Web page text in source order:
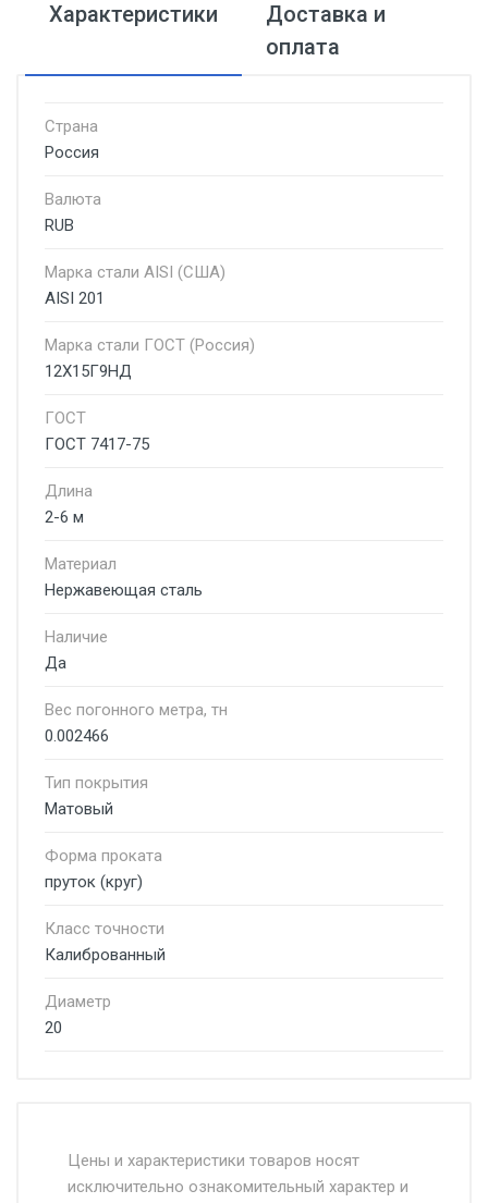
Характеристики
Доставка и
оплата
Страна
Россия
Валюта
RUB
Марка стали AISI (США)
AISI 201
Марка стали ГОСТ (Россия)
12Х15Г9НД
ГОСТ
ГОСТ 7417-75
Длина
2-6 м
Материал
Нержавеющая сталь
Наличие
Да
Вес погонного метра, тн
0.002466
Тип покрытия
Матовый
Форма проката
пруток (круг)
Класс точности
Калиброванный
Диаметр
20
Москве и Московской области.
Цены и характеристики товаров носят
исключительно ознакомительный характер и